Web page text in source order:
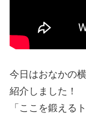
今日はおなかの
紹介しました！
「ここを鍛える